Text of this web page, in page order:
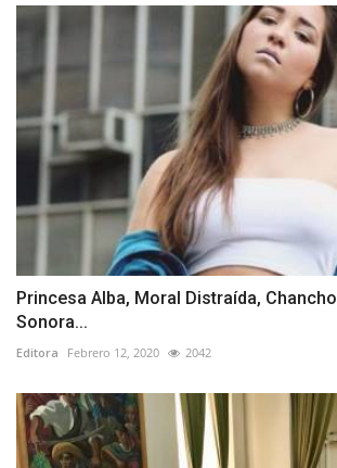
Princesa Alba, Moral Distraída,
Sonora...
Editora Febrero 12, 2020 2042